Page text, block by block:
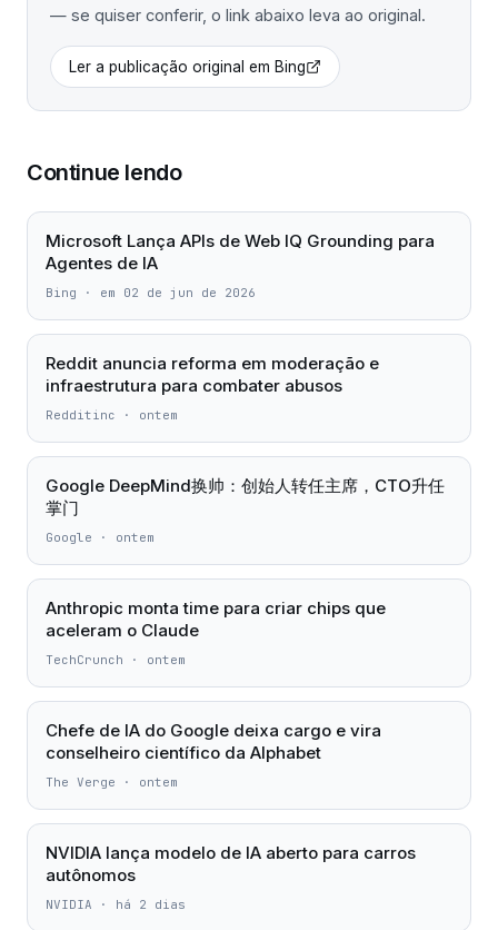
— se quiser conferir, o link abaixo leva ao original.
Ler a publicação original em Bing
Continue lendo
Microsoft Lança APIs de Web IQ Grounding para
Agentes de IA
Bing · em 02 de jun de 2026
Reddit anuncia reforma em moderação e
infraestrutura para combater abusos
Redditinc · ontem
Google DeepMind换帅：创始人转任主席，CTO升任
掌门
Google · ontem
Anthropic monta time para criar chips que
aceleram o Claude
TechCrunch · ontem
Chefe de IA do Google deixa cargo e vira
conselheiro científico da Alphabet
The Verge · ontem
NVIDIA lança modelo de IA aberto para carros
autônomos
NVIDIA · há 2 dias